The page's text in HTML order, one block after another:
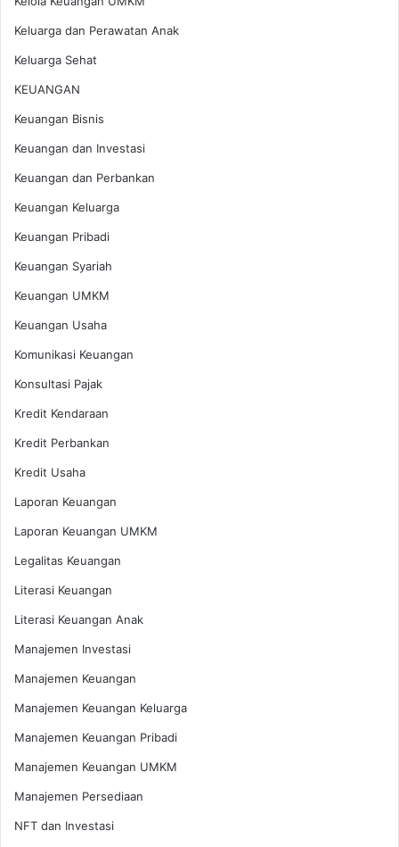
Keluarga dan Perawatan Anak
Keluarga Sehat
KEUANGAN
Keuangan Bisnis
Keuangan dan Investasi
Keuangan dan Perbankan
Keuangan Keluarga
Keuangan Pribadi
Keuangan Syariah
Keuangan UMKM
Keuangan Usaha
Komunikasi Keuangan
Konsultasi Pajak
Kredit Kendaraan
Kredit Perbankan
Kredit Usaha
Laporan Keuangan
Laporan Keuangan UMKM
Legalitas Keuangan
Literasi Keuangan
Literasi Keuangan Anak
Manajemen Investasi
Manajemen Keuangan
Manajemen Keuangan Keluarga
Manajemen Keuangan Pribadi
Manajemen Keuangan UMKM
Manajemen Persediaan
NFT dan Investasi